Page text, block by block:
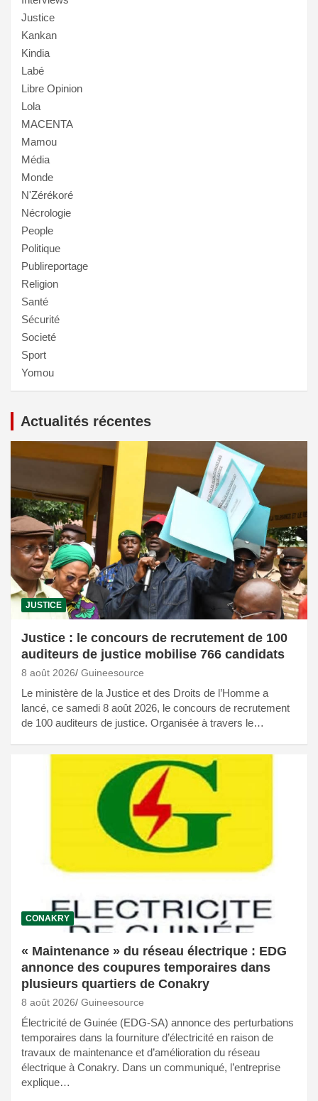
Justice
Kankan
Kindia
Labé
Libre Opinion
Lola
MACENTA
Mamou
Média
Monde
N'Zérékoré
Nécrologie
People
Politique
Publireportage
Religion
Santé
Sécurité
Societé
Sport
Yomou
Actualités récentes
JUSTICE
Justice : le concours de recrutement de 100
auditeurs de justice mobilise 766 candidats
8 août 2026 Guineesource
Le ministère de la Justice et des Droits de l’Homme a
lancé, ce samedi 8 août 2026, le concours de recrutement
de 100 auditeurs de justice. Organisée à travers le…
CONAKRY
« Maintenance » du réseau électrique : EDG
annonce des coupures temporaires dans
plusieurs quartiers de Conakry
8 août 2026 Guineesource
Électricité de Guinée (EDG-SA) annonce des perturbations
temporaires dans la fourniture d’électricité en raison de
travaux de maintenance et d’amélioration du réseau
électrique à Conakry. Dans un communiqué, l’entreprise
explique…